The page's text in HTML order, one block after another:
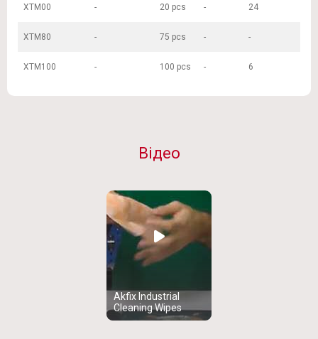
XTM00 - 20 pcs - 24
XTM80 - 75 pcs - -
XTM100 - 100 pcs - 6
Відео
Akfix Industrial
Cleaning Wipes